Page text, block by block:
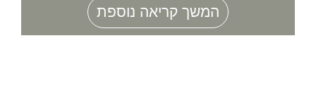
המשך קריאה נוספת